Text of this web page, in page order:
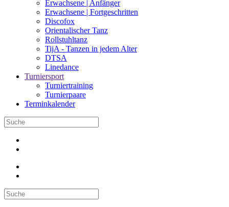
Erwachsene | Anfänger
Erwachsene | Fortgeschritten
Discofox
Orientalischer Tanz
Rollstuhltanz
TijA - Tanzen in jedem Alter
DTSA
Linedance
Turniersport
Turniertraining
Turnierpaare
Terminkalender